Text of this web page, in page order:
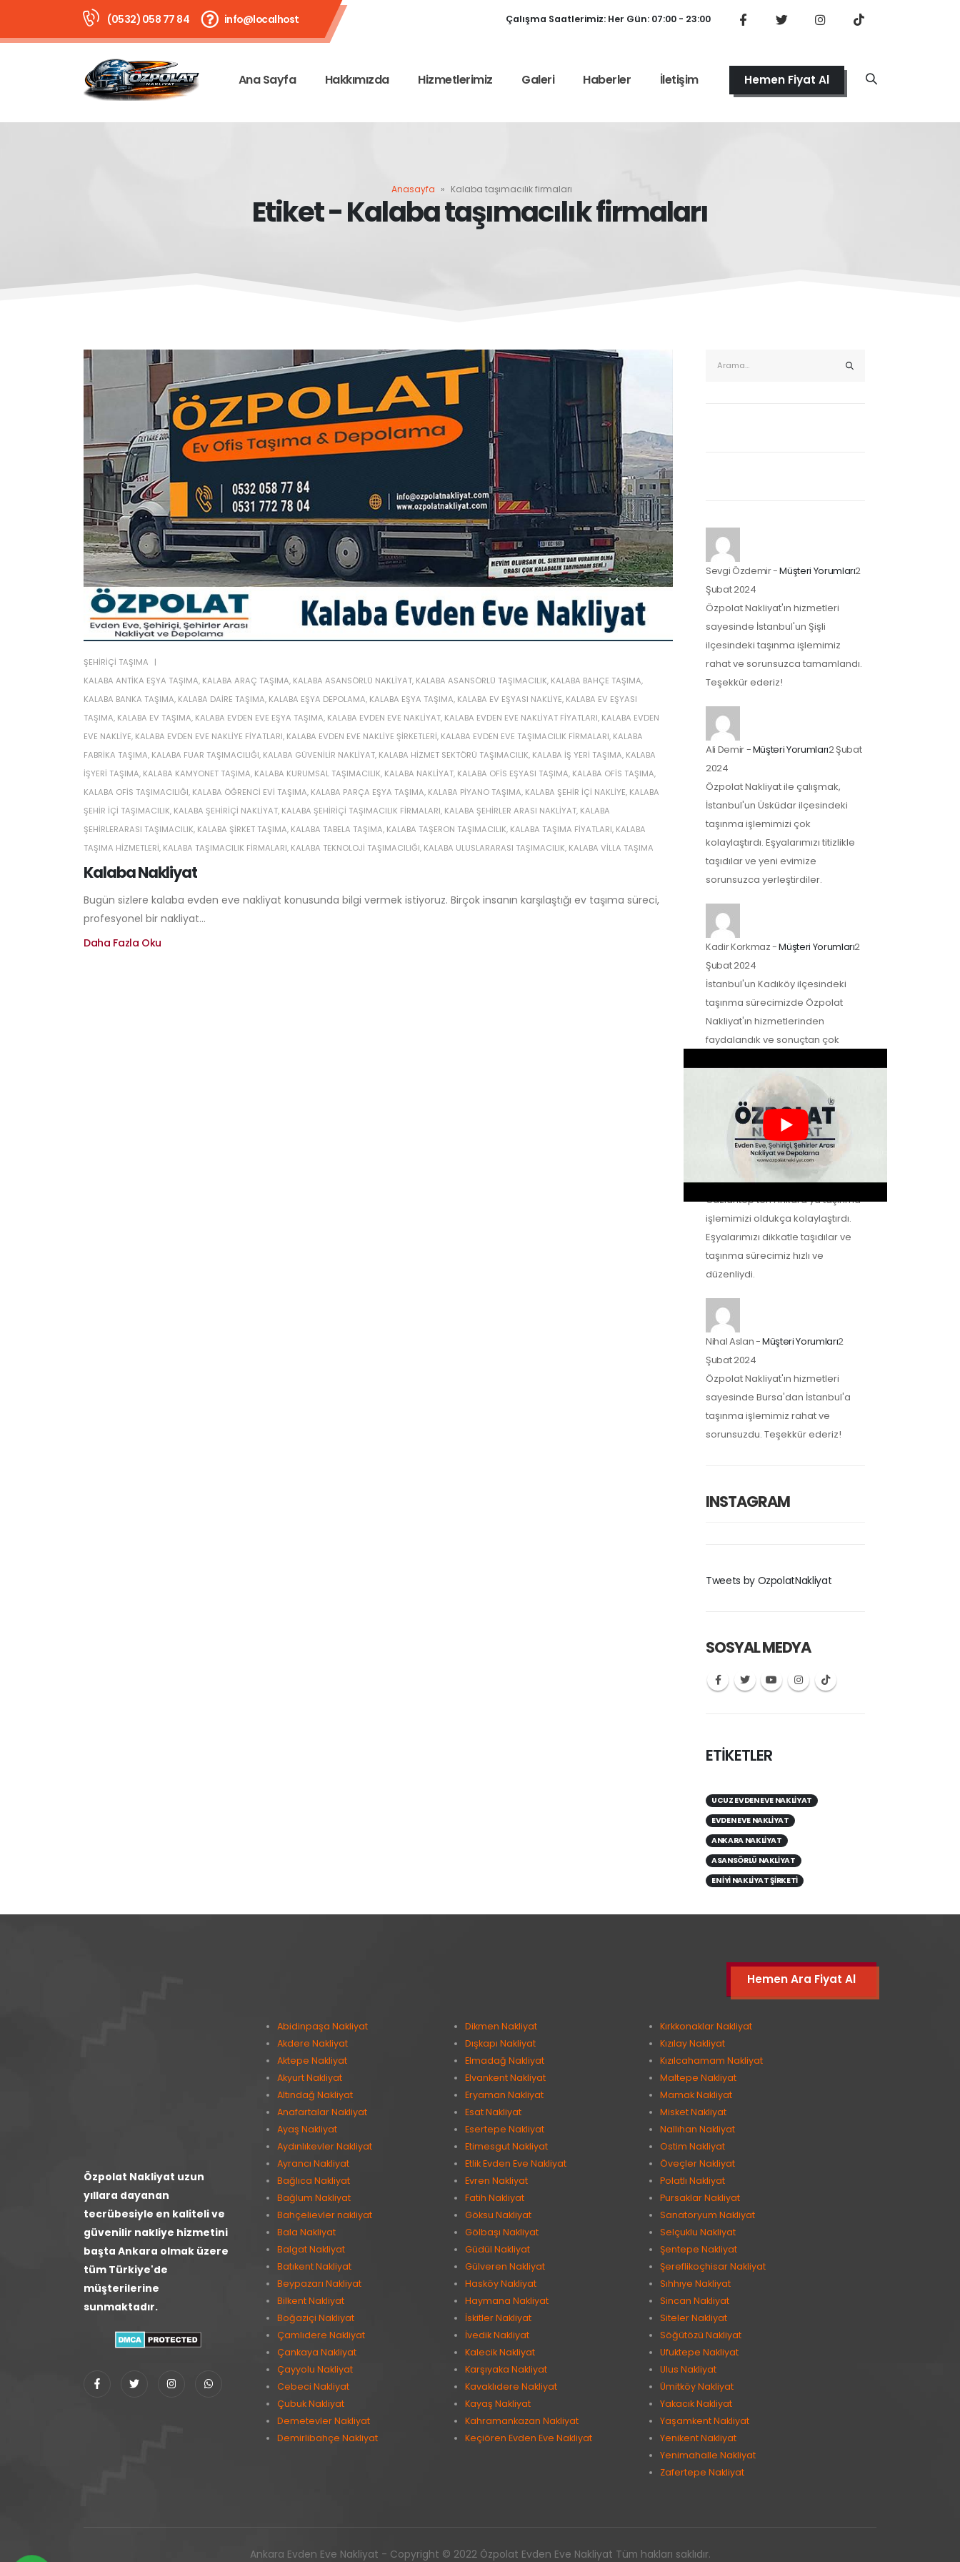
(0532) 058 77 84 info@localhost Çalışma Saatlerimiz: Her Gün: 07:00 - 23:00
Ana Sayfa Hakkımızda Hizmetlerimiz Galeri Haberler İletişim Hemen Fiyat Al
Anasayfa » Kalaba taşımacılık firmaları
Etiket - Kalaba taşımacılık firmaları
Kalaba Nakliyat
ŞEHIRIÇI TAŞIMA
KALABA ANTIKA EŞYA TAŞIMA, KALABA ARAÇ TAŞIMA, KALABA ASANSÖRLÜ NAKLIYAT, KALABA ASANSÖRLÜ TAŞIMACILIK, KALABA BAHÇE TAŞIMA,
KALABA BANKA TAŞIMA, KALABA DAIRE TAŞIMA, KALABA EŞYA DEPOLAMA, KALABA EŞYA TAŞIMA, KALABA EV EŞYASI NAKLIYE, KALABA EV EŞYASI
TAŞIMA, KALABA EV TAŞIMA, KALABA EVDEN EVE EŞYA TAŞIMA, KALABA EVDEN EVE NAKLIYAT, KALABA EVDEN EVE NAKLIYAT FIYATLARI, KALABA EVDEN
EVE NAKLIYE, KALABA EVDEN EVE NAKLIYE FIYATLARI, KALABA EVDEN EVE NAKLIYE ŞIRKETLERI, KALABA EVDEN EVE TAŞIMACILIK FIRMALARI, KALABA
FABRIKA TAŞIMA, KALABA FUAR TAŞIMACILIĞI, KALABA GÜVENILIR NAKLIYAT, KALABA HIZMET SEKTÖRÜ TAŞIMACILIK, KALABA IŞ YERI TAŞIMA, KALABA
IŞYERI TAŞIMA, KALABA KAMYONET TAŞIMA, KALABA KURUMSAL TAŞIMACILIK, KALABA NAKLIYAT, KALABA OFIS EŞYASI TAŞIMA, KALABA OFIS TAŞIMA,
KALABA OFIS TAŞIMACILIĞI, KALABA ÖĞRENCI EVI TAŞIMA, KALABA PARÇA EŞYA TAŞIMA, KALABA PIYANO TAŞIMA, KALABA ŞEHIR IÇI NAKLIYE, KALABA
ŞEHIR IÇI TAŞIMACILIK, KALABA ŞEHIRIÇI NAKLIYAT, KALABA ŞEHIRIÇI TAŞIMACILIK FIRMALARI, KALABA ŞEHIRLER ARASI NAKLIYAT, KALABA
ŞEHIRLERARASI TAŞIMACILIK, KALABA ŞIRKET TAŞIMA, KALABA TABELA TAŞIMA, KALABA TAŞERON TAŞIMACILIK, KALABA TAŞIMA FIYATLARI, KALABA
TAŞIMA HIZMETLERI, KALABA TAŞIMACILIK FIRMALARI, KALABA TEKNOLOJI TAŞIMACILIĞI, KALABA ULUSLARARASI TAŞIMACILIK, KALABA VILLA TAŞIMA
Bugün sizlere kalaba evden eve nakliyat konusunda bilgi vermek istiyoruz. Birçok insanın karşılaştığı ev taşıma süreci,
profesyonel bir nakliyat...
Daha Fazla Oku
Sevgi Özdemir-Müşteri Yorumları2
Şubat 2024
Özpolat Nakliyat'ın hizmetleri
sayesinde İstanbul'un Şişli
ilçesindeki taşınma işlemimiz
rahat ve sorunsuzca tamamlandı.
Teşekkür ederiz!
Ali Demir-Müşteri Yorumları2 Şubat
2024
Özpolat Nakliyat ile çalışmak,
İstanbul'un Üsküdar ilçesindeki
taşınma işlemimizi çok
kolaylaştırdı. Eşyalarımızı titizlikle
taşıdılar ve yeni evimize
sorunsuzca yerleştirdiler.
Kadir Korkmaz-Müşteri Yorumları2
Şubat 2024
İstanbul'un Kadıköy ilçesindeki
taşınma sürecimizde Özpolat
Nakliyat'ın hizmetlerinden
faydalandık ve sonuçtan çok
taşıdılar ve yeni evimize güvenle…
Zeynep Koç-Müşteri Yorumları
Özpolat Nakliyat ile çalışmak,
Gaziantep'ten Ankara'ya taşınma
işlemimizi oldukça kolaylaştırdı.
Eşyalarımızı dikkatle taşıdılar ve
taşınma sürecimiz hızlı ve
düzenliydi.
Nihal Aslan-Müşteri Yorumları2
Şubat 2024
Özpolat Nakliyat'ın hizmetleri
sayesinde Bursa'dan İstanbul'a
taşınma işlemimiz rahat ve
sorunsuzdu. Teşekkür ederiz!
INSTAGRAM
Tweets by OzpolatNakliyat
SOSYAL MEDYA
ETİKETLER
UCUZ EVDEN EVE NAKLIYAT
EVDEN EVE NAKLIYAT
ANKARA NAKLIYAT
ASANSÖRLÜ NAKLIYAT
EN IYI NAKLIYAT ŞIRKETI
Hemen Ara Fiyat Al
Özpolat Nakliyat uzun
yıllara dayanan
tecrübesiyle en kaliteli ve
güvenilir nakliye hizmetini
başta Ankara olmak üzere
tüm Türkiye'de
müşterilerine
sunmaktadır.
Abidinpaşa Nakliyat
Akdere Nakliyat
Aktepe Nakliyat
Akyurt Nakliyat
Altındağ Nakliyat
Anafartalar Nakliyat
Ayaş Nakliyat
Aydınlıkevler Nakliyat
Ayrancı Nakliyat
Bağlıca Nakliyat
Bağlum Nakliyat
Bahçelievler nakliyat
Bala Nakliyat
Balgat Nakliyat
Batıkent Nakliyat
Beypazarı Nakliyat
Bilkent Nakliyat
Boğaziçi Nakliyat
Çamlıdere Nakliyat
Çankaya Nakliyat
Çayyolu Nakliyat
Cebeci Nakliyat
Çubuk Nakliyat
Demetevler Nakliyat
Demirlibahçe Nakliyat
Dikmen Nakliyat
Dışkapı Nakliyat
Elmadağ Nakliyat
Elvankent Nakliyat
Eryaman Nakliyat
Esat Nakliyat
Esertepe Nakliyat
Etimesgut Nakliyat
Etlik Evden Eve Nakliyat
Evren Nakliyat
Fatih Nakliyat
Göksu Nakliyat
Gölbaşı Nakliyat
Güdül Nakliyat
Gülveren Nakliyat
Hasköy Nakliyat
Haymana Nakliyat
İskitler Nakliyat
İvedik Nakliyat
Kalecik Nakliyat
Karşıyaka Nakliyat
Kavaklıdere Nakliyat
Kayaş Nakliyat
Kahramankazan Nakliyat
Keçiören Evden Eve Nakliyat
Kırkkonaklar Nakliyat
Kızılay Nakliyat
Kızılcahamam Nakliyat
Maltepe Nakliyat
Mamak Nakliyat
Misket Nakliyat
Nallıhan Nakliyat
Ostim Nakliyat
Öveçler Nakliyat
Polatlı Nakliyat
Pursaklar Nakliyat
Sanatoryum Nakliyat
Selçuklu Nakliyat
Şentepe Nakliyat
Şereflikoçhisar Nakliyat
Sıhhıye Nakliyat
Sincan Nakliyat
Siteler Nakliyat
Söğütözü Nakliyat
Ufuktepe Nakliyat
Ulus Nakliyat
Ümitköy Nakliyat
Yakacık Nakliyat
Yaşamkent Nakliyat
Yenikent Nakliyat
Yenimahalle Nakliyat
Zafertepe Nakliyat
Ankara Evden Eve Nakliyat - Copyright © 2022 Özpolat Evden Eve Nakliyat Tüm hakları saklıdır.